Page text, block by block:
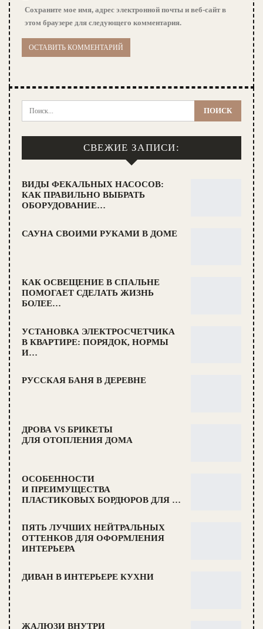
Сохраните мое имя, адрес электронной почты и веб-сайт в
этом браузере для следующего комментария.
СВЕЖИЕ ЗАПИСИ:
ВИДЫ ФЕКАЛЬНЫХ НАСОСОВ:
КАК ПРАВИЛЬНО ВЫБРАТЬ
ОБОРУДОВАНИЕ…
САУНА СВОИМИ РУКАМИ В ДОМЕ
КАК ОСВЕЩЕНИЕ В СПАЛЬНЕ
ПОМОГАЕТ СДЕЛАТЬ ЖИЗНЬ
БОЛЕЕ…
УСТАНОВКА ЭЛЕКТРОСЧЕТЧИКА
В КВАРТИРЕ: ПОРЯДОК, НОРМЫ
И…
РУССКАЯ БАНЯ В ДЕРЕВНЕ
ДРОВА VS БРИКЕТЫ
ДЛЯ ОТОПЛЕНИЯ ДОМА
ОСОБЕННОСТИ
И ПРЕИМУЩЕСТВА
ПЛАСТИКОВЫХ БОРДЮРОВ ДЛЯ …
ПЯТЬ ЛУЧШИХ НЕЙТРАЛЬНЫХ
ОТТЕНКОВ ДЛЯ ОФОРМЛЕНИЯ
ИНТЕРЬЕРА
ДИВАН В ИНТЕРЬЕРЕ КУХНИ
ЖАЛЮЗИ ВНУТРИ